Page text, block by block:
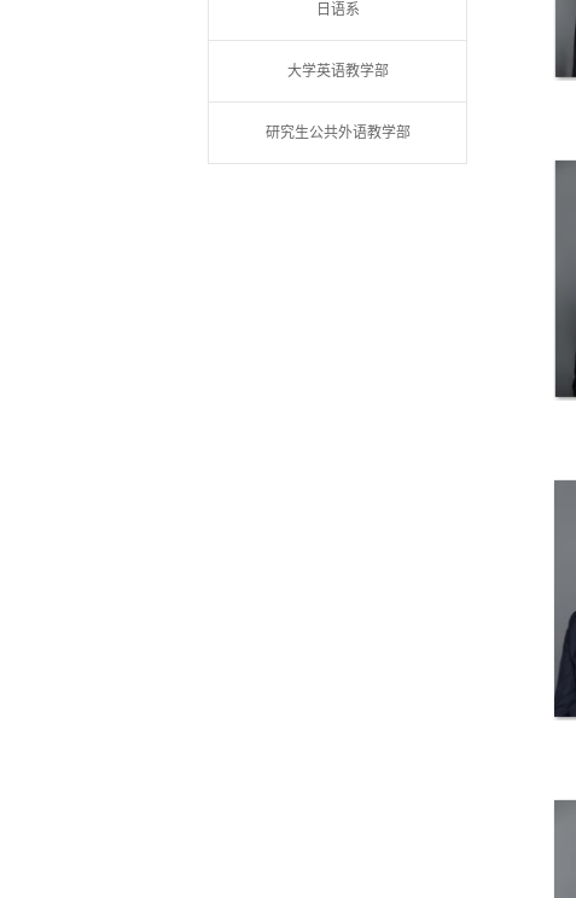
日语系
大学英语教学部
研究生公共外语教学部